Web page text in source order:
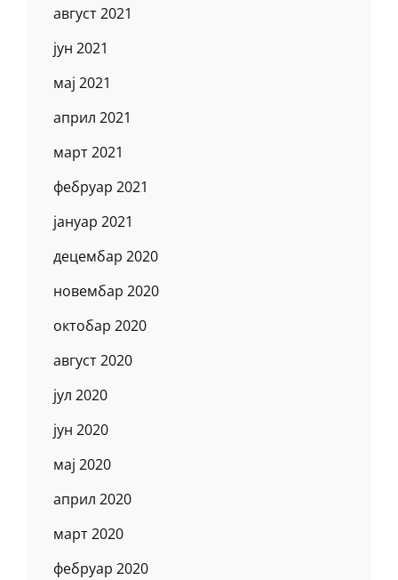
август 2021
јун 2021
мај 2021
април 2021
март 2021
фебруар 2021
јануар 2021
децембар 2020
новембар 2020
октобар 2020
август 2020
јул 2020
јун 2020
мај 2020
април 2020
март 2020
фебруар 2020